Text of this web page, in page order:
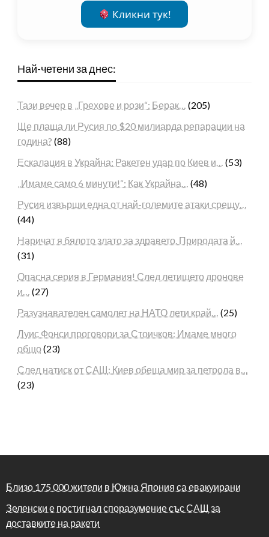
Кликни тук!
Най-четени за днес:
Тази вечер в „Грехове и рози“: Берак… (205)
Ще плаща ли Русия по $20 милиарда репарации на
година? (88)
Ескалация в Украйна: Ракетен удар по Киев и… (53)
„Имаме само 6 минути!“: Как Украйна… (48)
Русия извърши една от най-големите атаки срещу…
(44)
Наричат я бялото злато за здравето. Природата й…
(31)
Опасна серия в Германия! След летището дронове
и… (27)
Разузнавателен самолет на НАТО лети край… (25)
Луис Фонси проговори за Стоичков: Имаме много
общо (23)
След натиск от САЩ: Киев обеща мир за петрола в…
(23)
Близо 175 000 жители в Южна Япония са евакуирани
Зеленски е постигнал споразумение със САЩ за
доставките на ракети